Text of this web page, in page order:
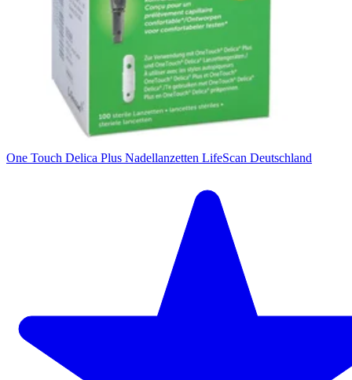
One Touch Delica Plus Nadellanzetten LifeScan Deutschland